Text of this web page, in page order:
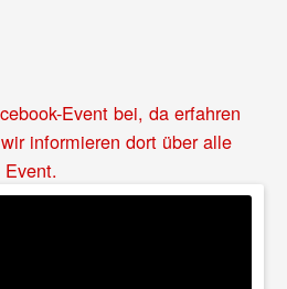
Event bei, da erfahren
informieren dort über alle